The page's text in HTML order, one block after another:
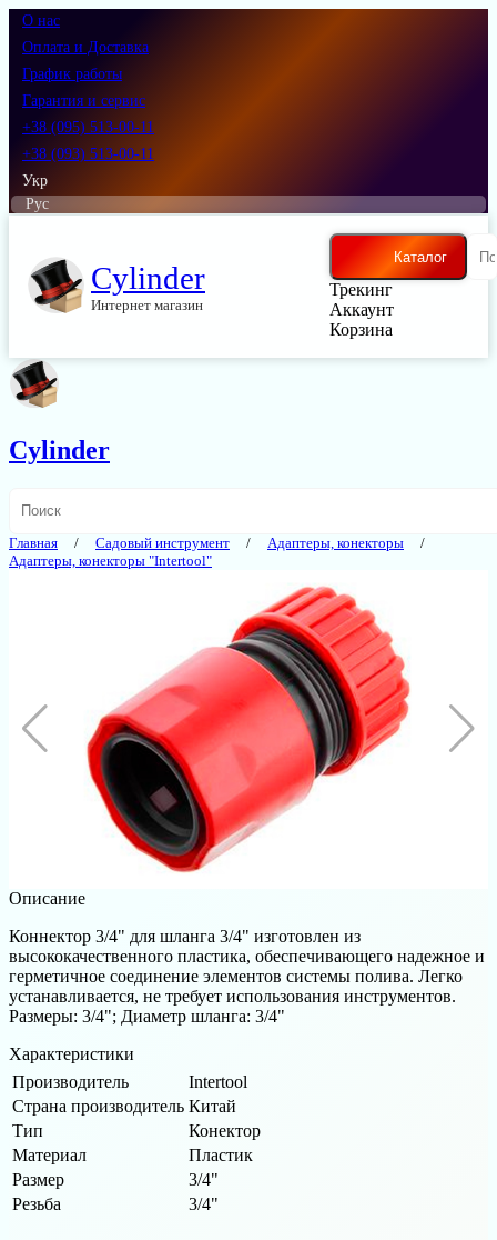
О нас
Оплата и Доставка
График работы
Гарантия и сервис
+38 (095) 513-00-11
+38 (093) 513-00-11
Укр
Рус
Cylinder
Интернет магазин
Каталог
Трекинг
Аккаунт
Корзина
Cylinder
Главная Садовый инструмент
Адаптеры, конекторы
Адаптеры, конекторы "Intertool"
Описание
Коннектор 3/4" для шланга 3/4" изготовлен из
высококачественного пластика, обеспечивающего надежное и
герметичное соединение элементов системы полива. Легко
устанавливается, не требует использования инструментов.
Размеры: 3/4"; Диаметр шланга: 3/4"
Характеристики
Производитель
Intertool
Страна производитель Китай
Тип
Конектор
Материал
Пластик
Размер
3/4"
Резьба
3/4"